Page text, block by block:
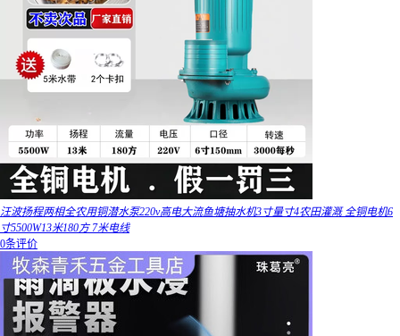
汪波扬程两相全农用铜潜水泵220v高电大流鱼塘抽水机3寸量寸4农田灌溉 全铜电机6
寸5500W13米180方 7米电线
0条评价